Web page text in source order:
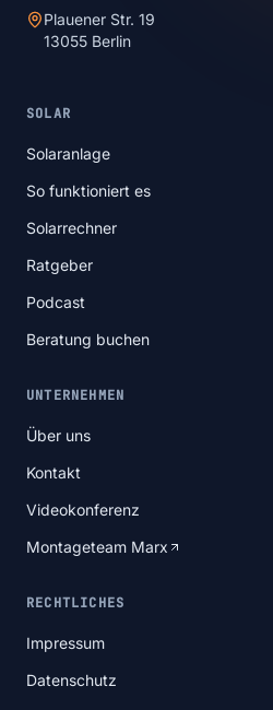
Plauener Str. 19
13055 Berlin
SOLAR
Solaranlage
So funktioniert es
Solarrechner
Ratgeber
Podcast
Beratung buchen
UNTERNEHMEN
Über uns
Kontakt
Videokonferenz
Montageteam Marx
RECHTLICHES
Impressum
Datenschutz